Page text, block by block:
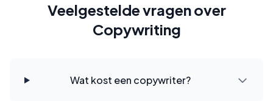
Veelgestelde vragen over
Copywriting
Wat kost een copywriter?